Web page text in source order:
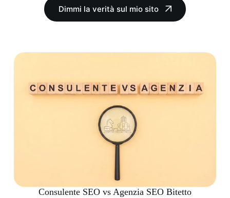
Dimmi la verità sul mio sito
Consulente SEO vs Agenzia SEO Bitetto